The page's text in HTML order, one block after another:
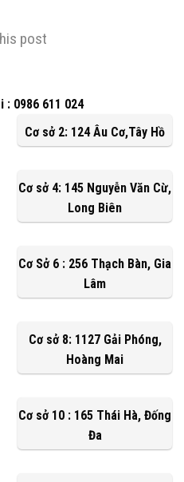
post
: 0986 611 024
Cơ sở 2: 124 Âu Cơ,Tây Hồ
Cơ sở 4: 145 Nguyễn Văn Cừ,
Long Biên
Cơ Sở 6 : 256 Thạch Bàn, Gia
Lâm
Cơ sở 8: 1127 Gải Phóng,
Hoàng Mai
Cơ sở 10 : 165 Thái Hà, Đống
Đa